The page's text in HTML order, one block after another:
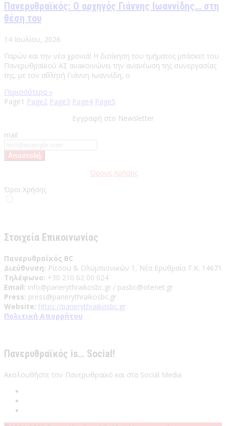
Πανερυθραϊκός: Ο αρχηγός Γιάννης Ιωαννίδης… στη
θέση του
14 Ιουλίου, 2026
Παρών και την νέα χρονιά! Η διοίκηση του τμήματος μπάσκετ του
Πανερυθραϊκού ΑΣ ανακοινώνει την ανανέωση της συνεργασίας
της, με τον αθλητή Γιάννη Ιωαννίδη, ο
Περισσότερα »
Page1 Page2 Page3 Page4 Page5
Εγγραφή στο Newsletter
mail
Όρους Χρήσης
Όροι Χρήσης
Στοιχεία Επικοινωνίας
Πανερυθραϊκός BC
Διεύθυνση: Ρίτσου & Ολυμπιονικών 1, Νέα Ερυθραία Τ.Κ. 14671
Τηλέφωνο: +30 210 62 00 024
Email: info@panerythraikosbc.gr / pasbc@otenet.gr
Press: press@panerythraikosbc.gr
Website: https://panerythraikosbc.gr
Πολιτική Απορρήτου
Πανερυθραϊκός is… Social!
Ακολουθήστε τον Πανερυθραϊκό και στα Social Media